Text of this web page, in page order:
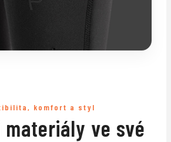
komfort a styl
materiály ve své